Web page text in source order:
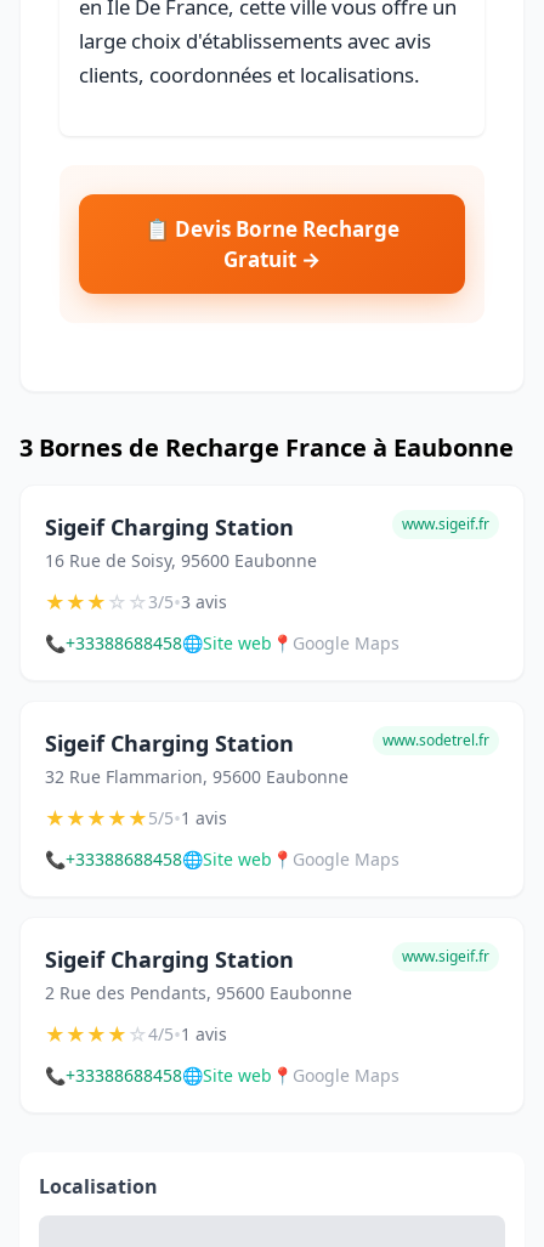
en Ile De France, cette ville vous offre un
large choix d'établissements avec avis
clients, coordonnées et localisations.
📋 Devis Borne Recharge
Gratuit →
3 Bornes de Recharge France à Eaubonne
Sigeif Charging Station
16 Rue de Soisy, 95600 Eaubonne
www.sigeif.fr
★★★☆☆3/5•3 avis
📞+33388688458🌐Site web 📍 Google Maps
Sigeif Charging Station
32 Rue Flammarion, 95600 Eaubonne
www.sodetrel.fr
★★★★★5/5•1 avis
📞+33388688458🌐Site web 📍 Google Maps
Sigeif Charging Station
2 Rue des Pendants, 95600 Eaubonne
www.sigeif.fr
★★★★☆4/5•1 avis
📞+33388688458🌐Site web 📍 Google Maps
Localisation